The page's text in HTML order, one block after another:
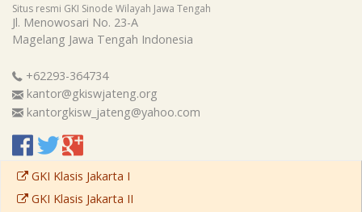
Situs resmi GKI Sinode Wilayah Jawa Tengah
Jl. Menowosari No. 23-A
Magelang Jawa Tengah Indonesia
+62293-364734
kantor@gkiswjateng.org
kantorgkisw_jateng@yahoo.com
GKI Klasis Jakarta I
GKI Klasis Jakarta II